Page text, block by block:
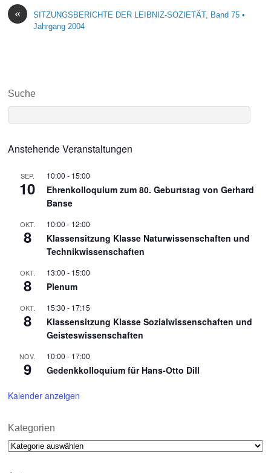
«
SITZUNGSBERICHTE DER LEIBNIZ-SOZIETÄT, Band 75 •
Jahrgang 2004
Suche
Anstehende Veranstaltungen
SEP.
10
10:00 - 15:00
Ehrenkolloquium zum 80. Geburtstag von Gerhard
Banse
OKT.
8
10:00 - 12:00
Klassensitzung Klasse Naturwissenschaften und
Technikwissenschaften
OKT.
8
13:00 - 15:00
Plenum
OKT.
8
15:30 - 17:15
Klassensitzung Klasse Sozialwissenschaften und
Geisteswissenschaften
NOV.
9
10:00 - 17:00
Gedenkkolloquium für Hans-Otto Dill
Kalender anzeigen
Kategorien
Kategorien